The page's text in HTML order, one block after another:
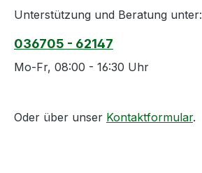
Unterstützung und Beratung unter:
036705 - 62147
Mo-Fr, 08:00 - 16:30 Uhr
Oder über unser Kontaktformular.